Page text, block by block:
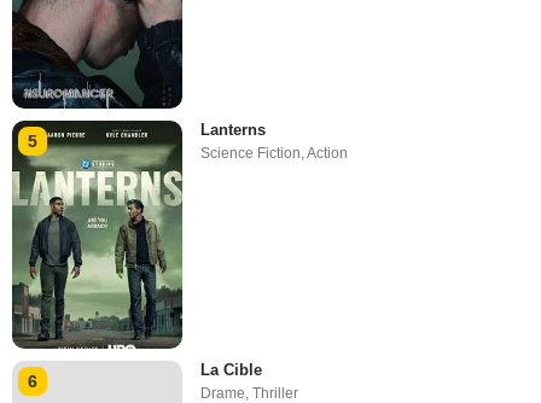
5
Lanterns
Science Fiction,Action
6
La Cible
Drame ,Thriller